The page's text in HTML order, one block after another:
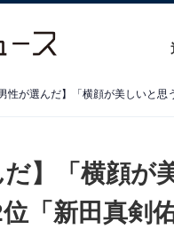
だ】「横顔
「新田真剣